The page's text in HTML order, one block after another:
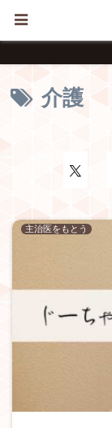
介護
主治医をもとう